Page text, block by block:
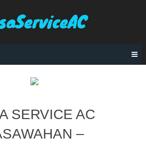
SERVICE AC
–